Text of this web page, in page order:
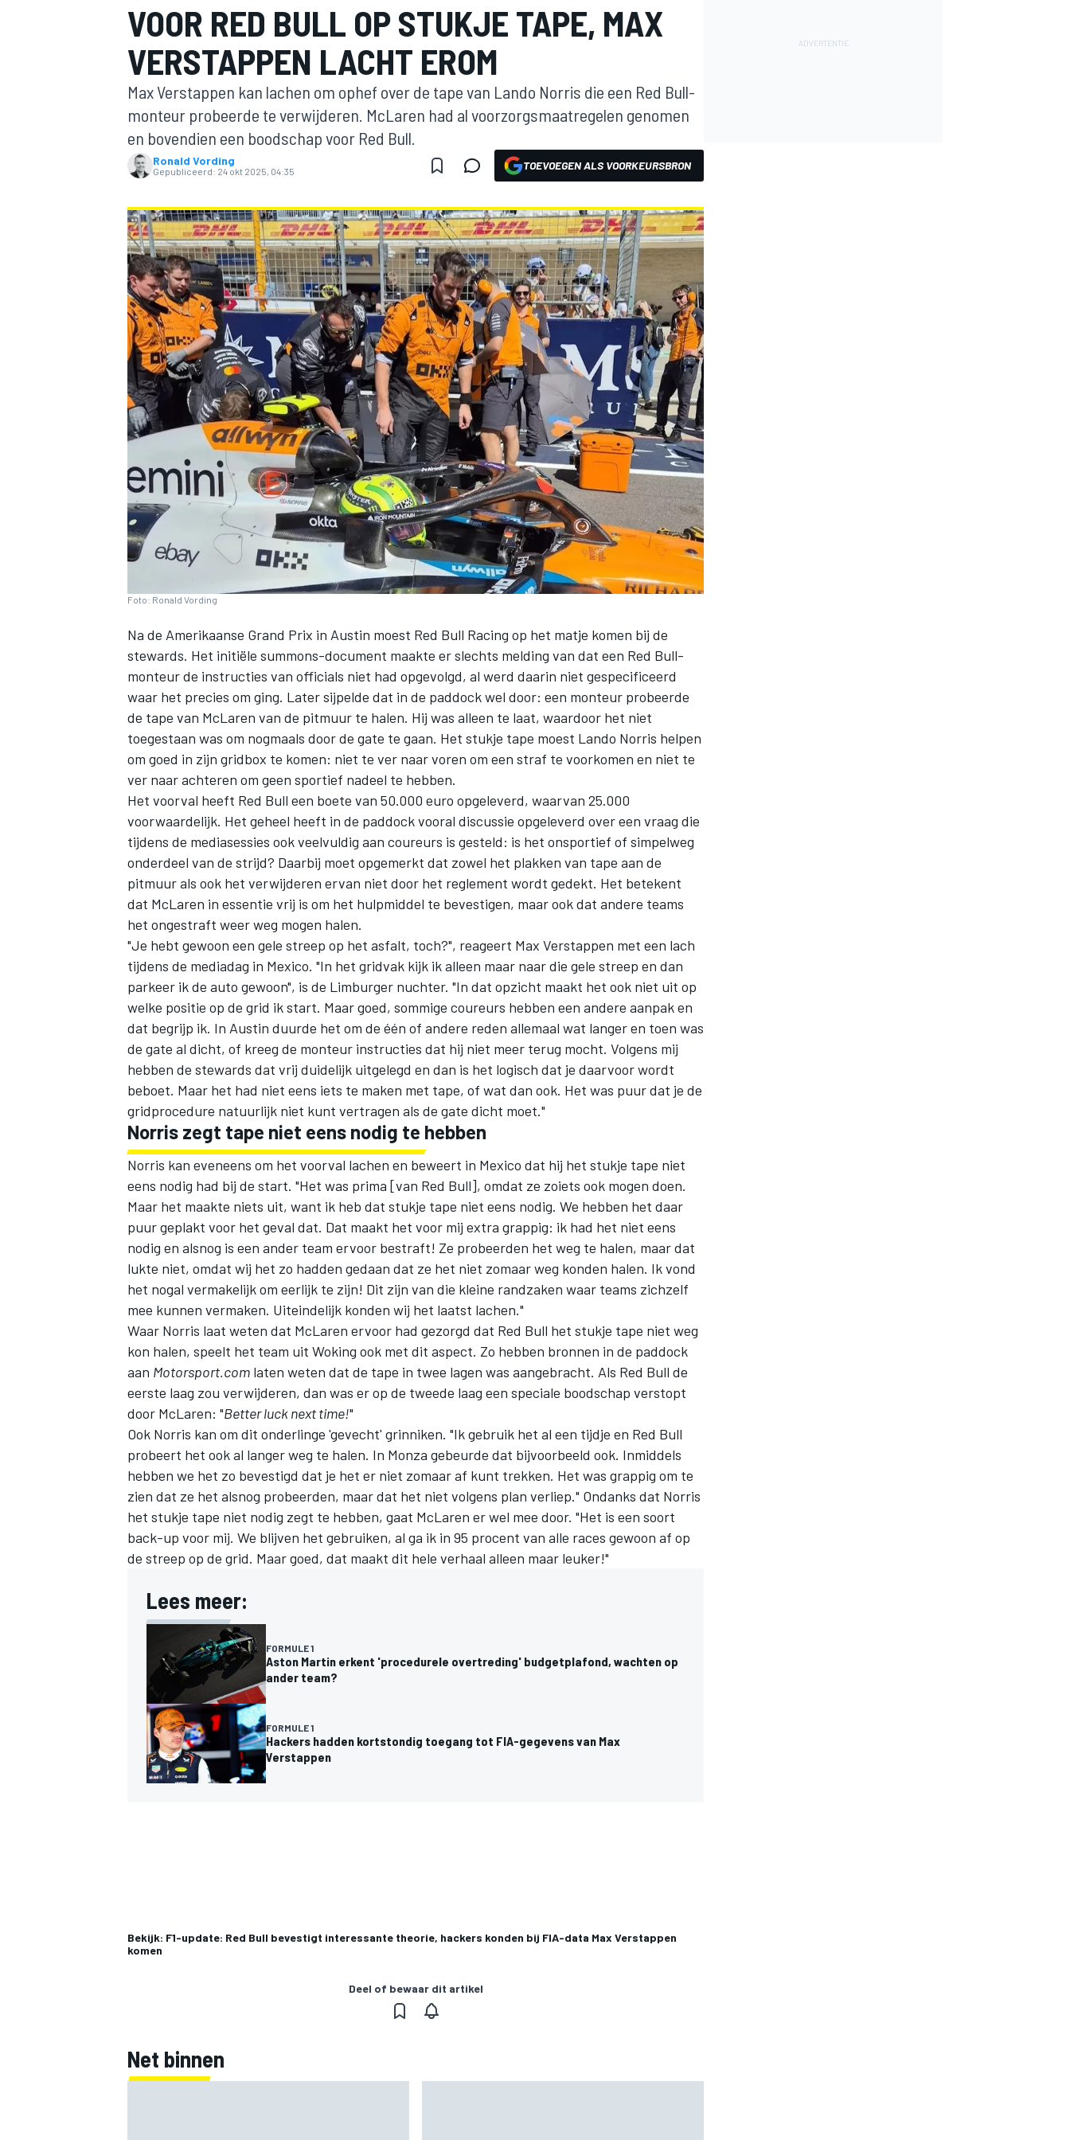
MOTOGP
INDYCAR
WEC DTM
VOOR RED BULL OP STUKJE TAPE, MAX
VERSTAPPEN LACHT EROM
Max Verstappen kan lachen om ophef over de tape van Lando Norris die een Red Bull-
monteur probeerde te verwijderen. McLaren had al voorzorgsmaatregelen genomen
en bovendien een boodschap voor Red Bull.
Ronald Vording
Gepubliceerd: 24 okt 2025, 04:35 TOEVOEGEN ALS VOORKEURSBRON
Foto: Ronald Vording
Na de Amerikaanse Grand Prix in Austin moest Red Bull Racing op het matje komen bij de
stewards. Het initiële summons-document maakte er slechts melding van dat een Red Bull-
monteur de instructies van officials niet had opgevolgd, al werd daarin niet gespecificeerd
waar het precies om ging. Later sijpelde dat in de paddock wel door: een monteur probeerde
de tape van McLaren van de pitmuur te halen. Hij was alleen te laat, waardoor het niet
toegestaan was om nogmaals door de gate te gaan. Het stukje tape moest Lando Norris helpen
om goed in zijn gridbox te komen: niet te ver naar voren om een straf te voorkomen en niet te
ver naar achteren om geen sportief nadeel te hebben.
Het voorval heeft Red Bull een boete van 50.000 euro opgeleverd, waarvan 25.000
voorwaardelijk. Het geheel heeft in de paddock vooral discussie opgeleverd over een vraag die
tijdens de mediasessies ook veelvuldig aan coureurs is gesteld: is het onsportief of simpelweg
onderdeel van de strijd? Daarbij moet opgemerkt dat zowel het plakken van tape aan de
pitmuur als ook het verwijderen ervan niet door het reglement wordt gedekt. Het betekent
dat McLaren in essentie vrij is om het hulpmiddel te bevestigen, maar ook dat andere teams
het ongestraft weer weg mogen halen.
"Je hebt gewoon een gele streep op het asfalt, toch?", reageert Max Verstappen met een lach
tijdens de mediadag in Mexico. "In het gridvak kijk ik alleen maar naar die gele streep en dan
parkeer ik de auto gewoon", is de Limburger nuchter. "In dat opzicht maakt het ook niet uit op
welke positie op de grid ik start. Maar goed, sommige coureurs hebben een andere aanpak en
dat begrijp ik. In Austin duurde het om de één of andere reden allemaal wat langer en toen was
de gate al dicht, of kreeg de monteur instructies dat hij niet meer terug mocht. Volgens mij
hebben de stewards dat vrij duidelijk uitgelegd en dan is het logisch dat je daarvoor wordt
beboet. Maar het had niet eens iets te maken met tape, of wat dan ook. Het was puur dat je de
gridprocedure natuurlijk niet kunt vertragen als de gate dicht moet."
Norris zegt tape niet eens nodig te hebben
Norris kan eveneens om het voorval lachen en beweert in Mexico dat hij het stukje tape niet
eens nodig had bij de start. "Het was prima [van Red Bull], omdat ze zoiets ook mogen doen.
Maar het maakte niets uit, want ik heb dat stukje tape niet eens nodig. We hebben het daar
puur geplakt voor het geval dat. Dat maakt het voor mij extra grappig: ik had het niet eens
nodig en alsnog is een ander team ervoor bestraft! Ze probeerden het weg te halen, maar dat
lukte niet, omdat wij het zo hadden gedaan dat ze het niet zomaar weg konden halen. Ik vond
het nogal vermakelijk om eerlijk te zijn! Dit zijn van die kleine randzaken waar teams zichzelf
mee kunnen vermaken. Uiteindelijk konden wij het laatst lachen."
Waar Norris laat weten dat McLaren ervoor had gezorgd dat Red Bull het stukje tape niet weg
kon halen, speelt het team uit Woking ook met dit aspect. Zo hebben bronnen in de paddock
aan Motorsport.com laten weten dat de tape in twee lagen was aangebracht. Als Red Bull de
eerste laag zou verwijderen, dan was er op de tweede laag een speciale boodschap verstopt
door McLaren: "Better luck next time!"
Ook Norris kan om dit onderlinge 'gevecht' grinniken. "Ik gebruik het al een tijdje en Red Bull
probeert het ook al langer weg te halen. In Monza gebeurde dat bijvoorbeeld ook. Inmiddels
hebben we het zo bevestigd dat je het er niet zomaar af kunt trekken. Het was grappig om te
zien dat ze het alsnog probeerden, maar dat het niet volgens plan verliep." Ondanks dat Norris
het stukje tape niet nodig zegt te hebben, gaat McLaren er wel mee door. "Het is een soort
back-up voor mij. We blijven het gebruiken, al ga ik in 95 procent van alle races gewoon af op
de streep op de grid. Maar goed, dat maakt dit hele verhaal alleen maar leuker!"
Lees meer:
FORMULE 1
Aston Martin erkent 'procedurele overtreding' budgetplafond, wachten op
ander team?
FORMULE 1
Hackers hadden kortstondig toegang tot FIA-gegevens van Max
Verstappen
Bekijk: F1-update: Red Bull bevestigt interessante theorie, hackers konden bij FIA-data Max Verstappen
komen
Deel of bewaar dit artikel
Net binnen